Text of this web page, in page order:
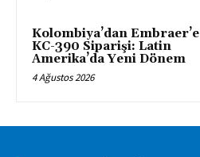
Kolombiya’dan Embraer’e
KC-390 Siparişi: Latin
Amerika’da Yeni Dönem
4 Ağustos 2026